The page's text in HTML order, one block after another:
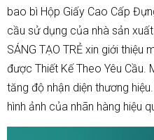
bao bì Hộp Giấy Cao Cấp
cầu sử dụng của nhà sản
SÁNG TẠO TRẺ xin giới thiệu
được Thiết Kế Theo Yêu Cầu.
tăng độ nhận diện thương
hình ảnh của nhãn hàng hiệu